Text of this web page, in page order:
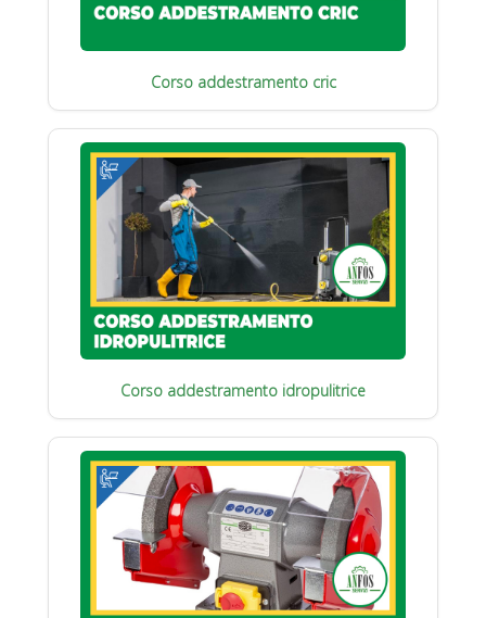
Corso addestramento cric
Corso addestramento idropulitrice